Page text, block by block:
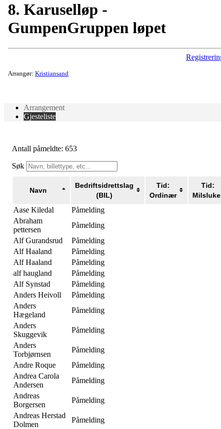
8. Karuselløp -
GumpenGruppen løpet
Arrangør: Kristiansand
Arrangement
Gjesteliste
Antall påmeldte: 653
Søk
Navn
Bedriftsidrettslag
(BIL)
Tid:
Ordinær
Tid:
Aase Kiledal
Påmelding
Abraham
pettersen
Påmelding
Alf Gurandsrud
Påmelding
Alf Haaland
Påmelding
Alf Haaland
Påmelding
alf haugland
Påmelding
Alf Synstad
Påmelding
Anders Heivoll
Påmelding
Anders
Hægeland
Påmelding
Anders
Skuggevik
Påmelding
Anders
Torbjørnsen
Påmelding
Andre Roque
Påmelding
Andrea Carola
Andersen
Påmelding
Andreas
Borgersen
Påmelding
Andreas Herstad
Dolmen
Påmelding